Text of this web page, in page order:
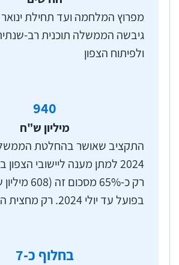
גיבשה הממשלה תוכנית רב-
ולפיתוח הצפון
940
מיליון ש"ח
התקציב שאושר בהחלטת
2024 למתן מענה ליישובי הצפון
רק כ-65%
בפועל עד יולי 2024. רק מחצית הס...
בחלוף כ-7